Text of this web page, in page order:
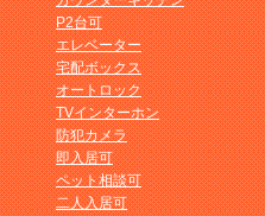
P2台可
エレベーター
宅配ボックス
オートロック
TVインターホン
防犯カメラ
即入居可
ペット相談可
二人入居可